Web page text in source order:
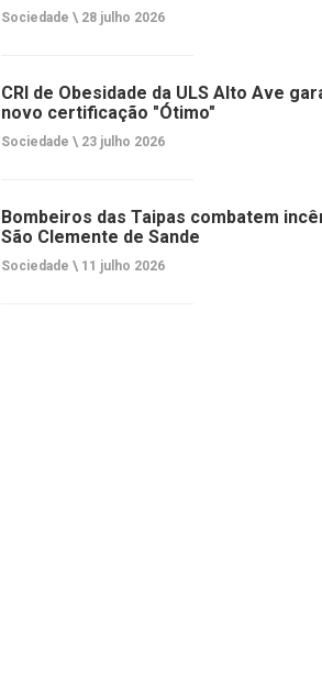
Sociedade \ 28 julho 2026
CRI de Obesidade da ULS Alto Ave
novo certificação "Ótimo"
Sociedade \ 23 julho 2026
Bombeiros das Taipas combatem
São Clemente de Sande
Sociedade \ 11 julho 2026